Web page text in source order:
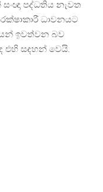
පද්ධතිය නැවත
ධාවනයට
ඉවත්වන බව
එහි සඳහන් වෙයි.